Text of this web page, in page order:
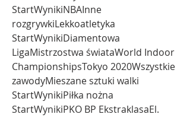
StartWynikiNBAInne
rozgrywkiLekkoatletyka
StartWynikiDiamentowa
LigaMistrzostwa świataWorld Indoor
ChampionshipsTokyo 2020Wszystkie
zawodyMieszane sztuki walki
StartWynikiPiłka nożna
StartWynikiPKO BP EkstraklasaEl.